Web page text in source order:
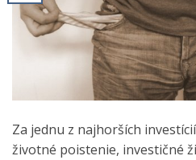
Za jednu z najhorších
životné poistenie, investičné